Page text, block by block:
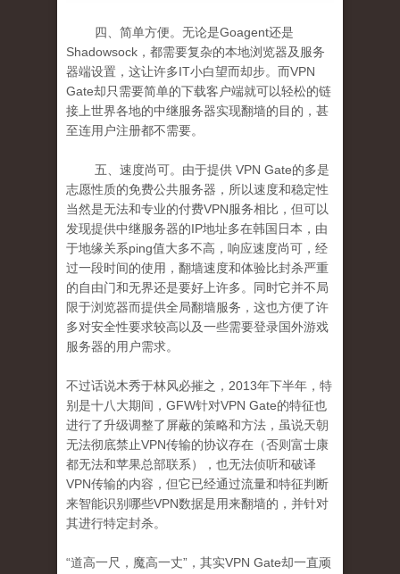
四、简单方便。无论是Goagent还是
Shadowsock ，都需要复杂的本地浏览器及服务
器端设置，这让许多IT小白望而却步。而VPN
Gate却只需要简单的下载客户端就可以轻松的链
接上世界各地的中继服务器实现翻墙的目的，甚
至连用户注册都不需要。
五 、速度尚可。由于提供 VPN Gate的多是
志愿性质的免费公共服务器，所以速度和稳定性
当然是无法和专业的付费VPN服务相比，但可以
发现提供中继服务器的IP地址多在韩国日本，由
于地缘关系ping值大多不高，响应速度尚可，经
过一段时间的使用，翻墙速度和体验比封杀严重
的自由门和无界还是要好上许多。同时它并不局
限于浏览器而提供全局翻墙服务，这也方便了许
多对安全性要求较高以及一些需要登录国外游戏
服务器的用户需求。
不过话说木秀于林风必摧之， 2013年下半年，特
别是十八大期间， GFW针对VPN Gate的特征也
进行了升级调整了屏蔽的策略和方法，虽说天朝
无法彻底禁止VPN传输的协议存在（否则富士康
都无法和苹果总部联系），也无法侦听和破译
VPN传输的内容，但它已经通过流量和特征判断
来智能识别哪些VPN数据是用来翻墙的，并针对
其进行特定封杀。
“道高一尺，魔高一丈” ，其实VPN Gate却一直顽